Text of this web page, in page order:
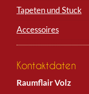
Tapeten und Stuck
Accessoires
Kontaktdaten
Raumflair Volz